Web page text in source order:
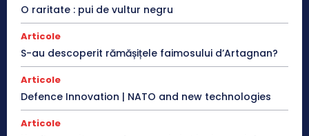
O raritate : pui de vultur negru
Articole
S-au descoperit rămășițele faimosului d’Artagnan?
Articole
Defence Innovation | NATO and new technologies
Articole